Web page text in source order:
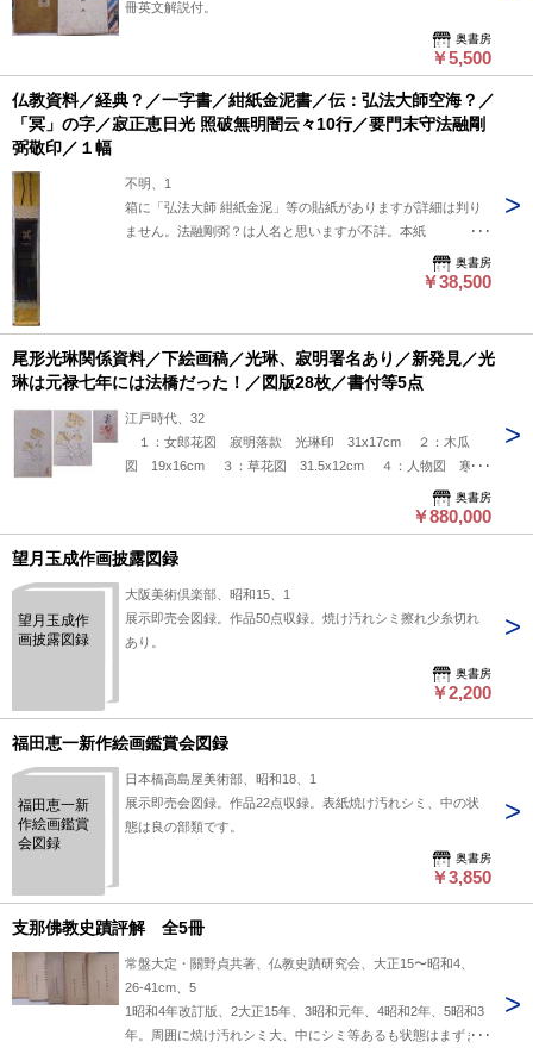
冊英文解説付。
奥書房
￥5,500
仏教資料／経典？／一字書／紺紙金泥書／伝：弘法大師空海？／
「冥」の字／寂正恵日光 照破無明闇云々10行／要門末守法融剛
弼敬印／１幅
不明、1
箱に「弘法大師 紺紙金泥」等の貼紙がありますが詳細は判り
ません。法融剛弼？は人名と思いますが不詳。本紙
95x26cm、濃紺で少し干割れ？をしている箇所もあるようで
す。古そうに思えますが全く判りませんので、ご了承願いま
奥書房
￥38,500
尾形光琳関係資料／下絵画稿／光琳、寂明署名あり／新発見／光
琳は元禄七年には法橋だった！／図版28枚／書付等5点
江戸時代、32
１：女郎花図 寂明落款 光琳印 31x17cm ２：木瓜
図 19x16cm ３：草花図 31.5x12cm ４：人物図 寒山
図？ 18.5x7cm ５：釣り人図 22x21.5cm ６：蟹図
11x13cm ７：竹笹図他 26x9.5cm ８：朝顔図
24x19cm ９：芥子百合図 28x20.5cm １０：花樹図 光琳
画 26x30.5cm １１：人物鷺鷹図 30x22cm １２：住吉図
寂明 26x17.5cm １３：枯木小禽図 31x18.5cm 「小
31x18cm（表裏） １８：菊図 29.5x18.5cm １９：船頭図
33x20.5cm ２０：枝豆図 光琳 26x14.5cm ２１：拾得牡丹
30x15cm ２４：拾得図 30x15cm ２５：舞姫図 30x15cm
２６：拾得図 30x15cm ２７：書状 元禄七年 省（尾形深
省？）18.5x21cm 去る卯月二条家より家 兄事法橋位賜は
り 御内定有 ２８：書付 元禄十二年 16x17cm ２９：書
法橋光琳識御作 21x6.5cm ３１：書付 法橋光琳蔵
26x13.5cm
奥書房
￥880,000
望月玉成作画披露図録
望月玉成作
画披露図録
大阪美術倶楽部、昭和15、1
展示即売会図録。作品50点収録。焼け汚れシミ擦れ少糸切れ
あり。
奥書房
￥2,200
福田恵一新作絵画鑑賞会図録
福田恵一新
作絵画鑑賞
会図録
日本橋高島屋美術部、昭和18、1
展示即売会図録。作品22点収録。表紙焼け汚れシミ、中の状
態は良の部類です。
奥書房
￥3,850
支那佛教史蹟評解 全5冊
常盤大定・關野貞共著、仏教史蹟研究会、大正15〜昭和4、
26-41cm、5
1昭和4年改訂版、2大正15年、3昭和元年、4昭和2年、5昭和3
年。周囲に焼け汚れシミ大、中にシミ等あるも状態はまずまず